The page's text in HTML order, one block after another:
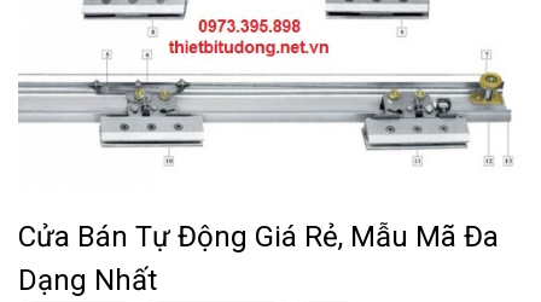
Cửa Bán Tự Động Giá Rẻ, Mẫu Mã Đa
Dạng Nhất